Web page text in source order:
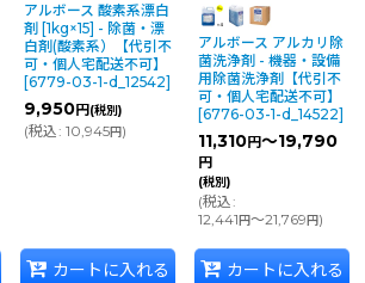
アルボース 酸素系漂白
剤 [1kg×15] - 除菌・漂
白剤(酸素系）【代引不
可・個人宅配送不可】
[6779-03-1-d_12542]
9,950円 (税別)
(税込: 10,945円)
カートに入れる
アルボース アルカリ除
菌洗浄剤 - 機器・設備
用除菌洗浄剤【代引不
可・個人宅配送不可】
[6776-03-1-d_14522]
11,310円～19,790
円
(税別)
(税込:
12,441円～21,769円)
カートに入れる